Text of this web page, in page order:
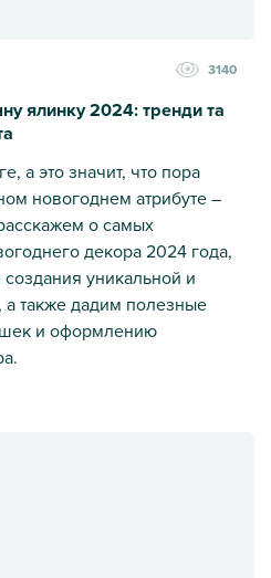
3140
ялинку 2024: тренди та
а это значит, что пора
новогоднем атрибуте –
о самых
декора 2024 года,
уникальной и
также дадим полезные
и оформлению